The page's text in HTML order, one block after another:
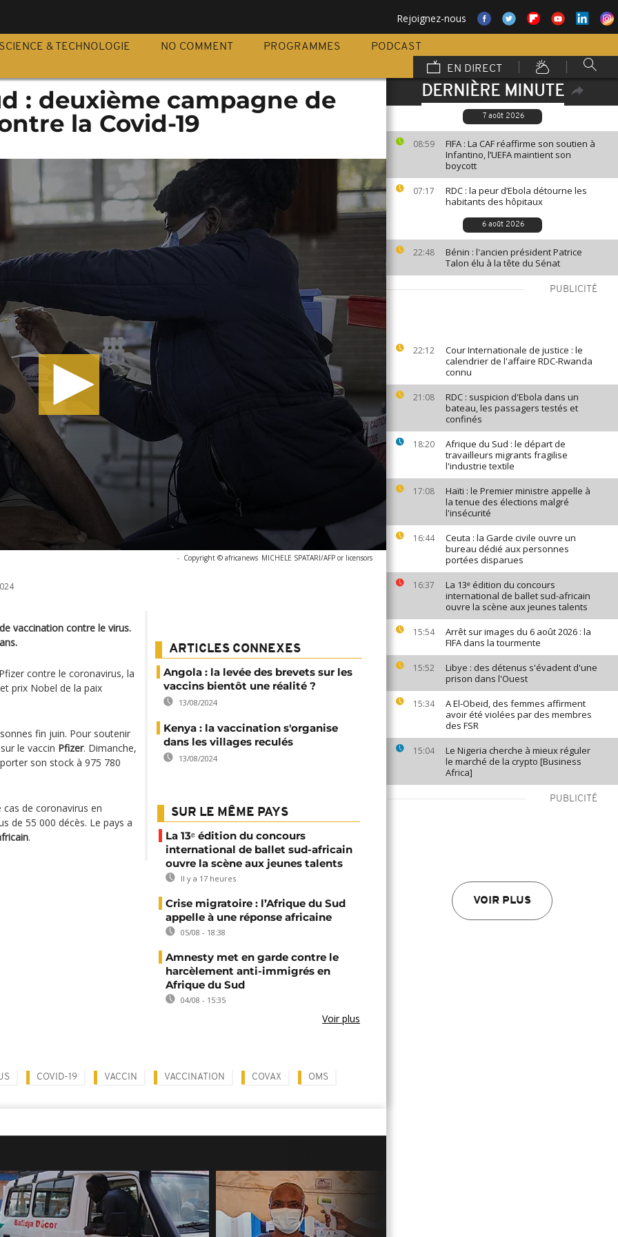
Rejoignez-nous
SCIENCE & TECHNOLOGIE NO COMMENT PROGRAMMES
PODCAST
EN DIRECT
DERNIÈRE MINUTE
7 août 2026
08:59
FIFA : La CAF réaffirme son soutien à
Infantino, l’UEFA maintient son
boycott
07:17
RDC : la peur d’Ebola détourne les
habitants des hôpitaux
6 août 2026
22:48
Bénin : l'ancien président Patrice
Talon élu à la tête du Sénat
PUBLICITÉ
22:12
Cour Internationale de justice : le
calendrier de l'affaire RDC-Rwanda
connu
21:08
RDC : suspicion d'Ebola dans un
bateau, les passagers testés et
confinés
18:20
Afrique du Sud : le départ de
travailleurs migrants fragilise
l'industrie textile
17:08
Haïti : le Premier ministre appelle à
la tenue des élections malgré
l'insécurité
16:44
Ceuta : la Garde civile ouvre un
bureau dédié aux personnes
portées disparues
16:37
La 13ᵉ édition du concours
international de ballet sud-africain
ouvre la scène aux jeunes talents
15:54
Arrêt sur images du 6 août 2026 : la
FIFA dans la tourmente
15:52
Libye : des détenus s'évadent d'une
prison dans l'Ouest
15:34
A El-Obeid, des femmes affirment
avoir été violées par des membres
des FSR
15:04
Le Nigeria cherche à mieux réguler
le marché de la crypto [Business
Africa]
PUBLICITÉ
VOIR PLUS
: deuxième campagne de
la Covid-19
- Copyright © africanews MICHELE SPATARI/AFP or licensors
vaccination contre le virus.
contre le coronavirus, la
prix Nobel de la paix
fin juin. Pour soutenir
le vaccin Pfizer. Dimanche,
son stock à 975 780
de coronavirus en
de 55 000 décès. Le pays a
.
ARTICLES CONNEXES
Angola : la levée des brevets sur les
vaccins bientôt une réalité ?
13/08/2024
Kenya : la vaccination s'organise
dans les villages reculés
13/08/2024
SUR LE MÊME PAYS
La 13ᵉ édition du concours
international de ballet sud-africain
ouvre la scène aux jeunes talents
Il y a 17 heures
Crise migratoire : l’Afrique du Sud
appelle à une réponse africaine
05/08 - 18:38
Amnesty met en garde contre le
harcèlement anti-immigrés en
Afrique du Sud
04/08 - 15:35
Voir plus
COVID-19 VACCIN VACCINATION COVAX OMS